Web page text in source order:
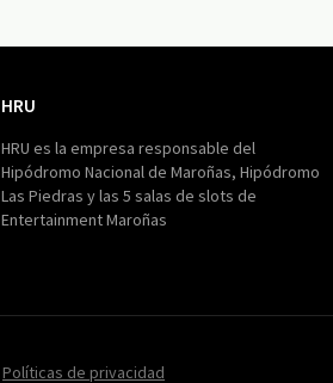
HRU
HRU es la empresa responsable del
Hipódromo Nacional de Maroñas, Hipódromo
Las Piedras y las 5 salas de slots de
Entertainment Maroñas
Políticas de privacidad